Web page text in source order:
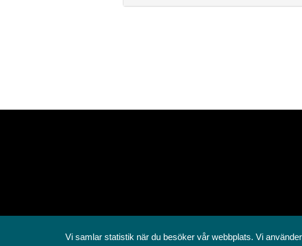
Vi samlar statistik när du besöker vår webbplats. Vi